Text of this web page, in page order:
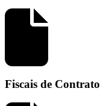
Fiscais de Contrato